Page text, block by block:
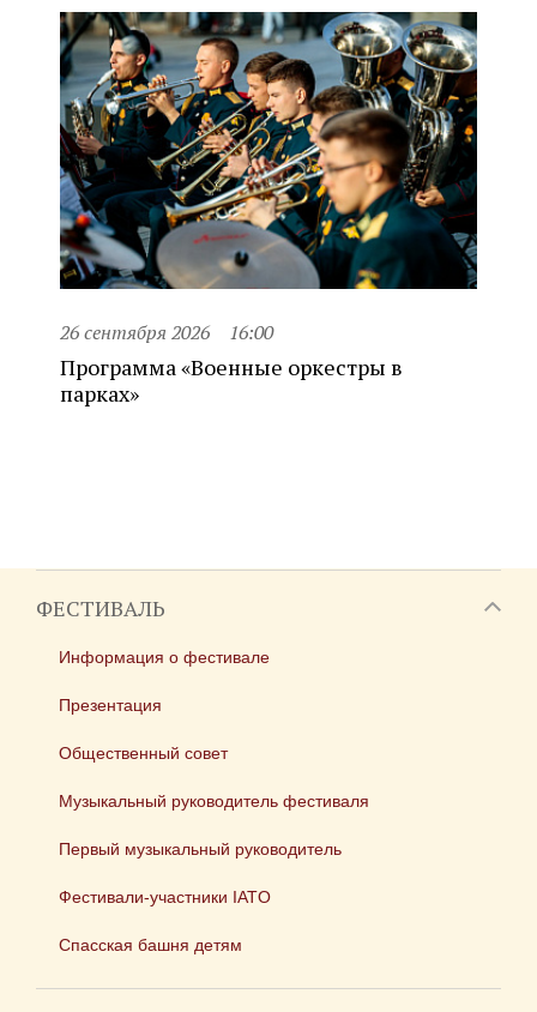
26 сентября 2026 16:00
Программа «Военные оркестры в
парках»
ФЕСТИВАЛЬ
Информация о фестивале
Презентация
Общественный совет
Музыкальный руководитель фестиваля
Первый музыкальный руководитель
Фестивали-участники IATO
Спасская башня детям